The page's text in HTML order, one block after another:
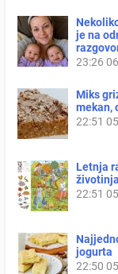
je na
23:26
Miks
mekan,
22:51
Letnja
22:51
jogurta
22:50